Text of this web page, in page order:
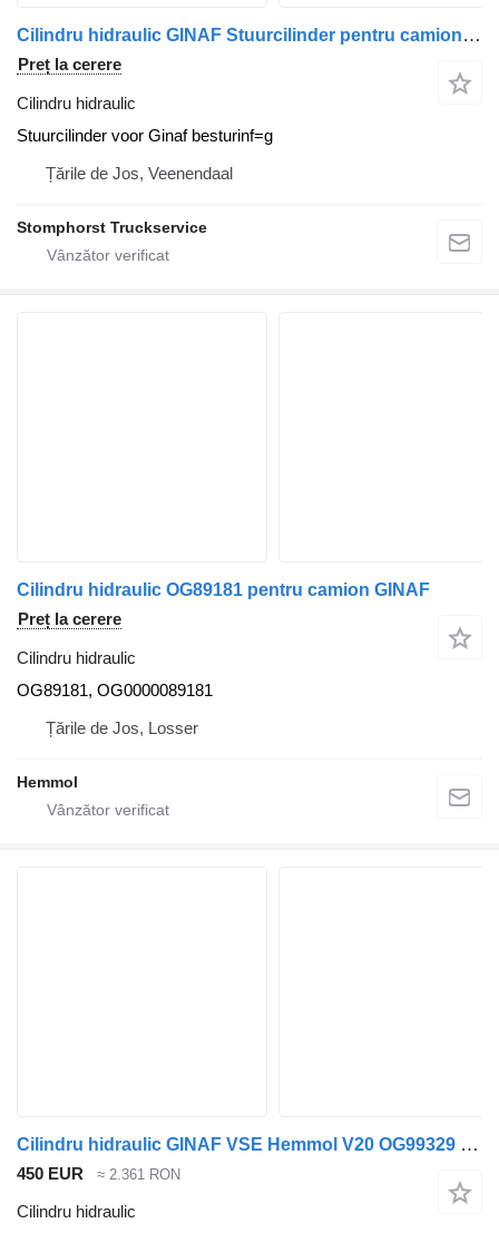
Cilindru hidraulic GINAF Stuurcilinder pentru camion GINAF alle
Preț la cerere
Cilindru hidraulic
Stuurcilinder voor Ginaf besturinf=g
Țările de Jos, Veenendaal
Stomphorst Truckservice
Cilindru hidraulic OG89181 pentru camion GINAF
Preț la cerere
Cilindru hidraulic
OG89181, OG0000089181
Țările de Jos, Losser
Hemmol
Cilindru hidraulic GINAF VSE Hemmol V20 OG99329 2V20 pentru camion GINAF
450 EUR ≈ 2.361 RON
Cilindru hidraulic